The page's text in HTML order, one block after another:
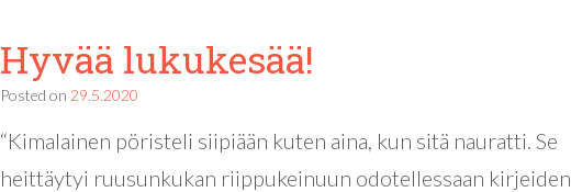
Hyvää lukukesää!
Posted on 29.5.2020
“Kimalainen pöristeli siipiään kuten aina, kun sitä nauratti. Se
heittäytyi ruusunkukan riippukeinuun odotellessaan kirjeiden